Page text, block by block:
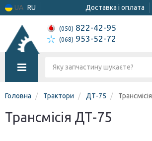
UA RU Доставка і оплата
(050) 822-42-95
(068) 953-52-72
Головна Трактори ДТ-75 Трансмісія
Трансмісія ДТ-75